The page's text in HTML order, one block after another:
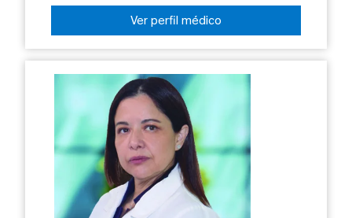
Ver perfil médico